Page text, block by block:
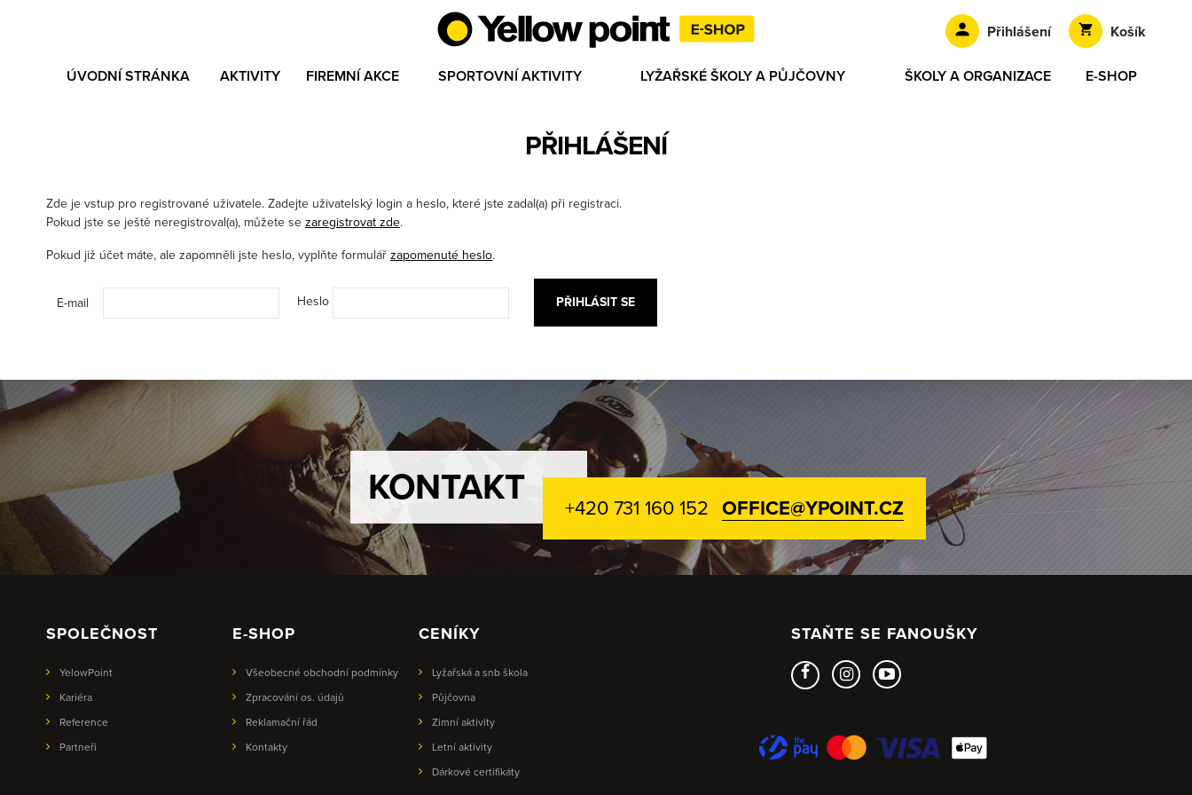
Košík
Přihlášení
ÚVODNÍ STRÁNKA AKTIVITY FIREMNÍ AKCE SPORTOVNÍ AKTIVITY LYŽAŘSKÉ ŠKOLY A PŮJČOVNY ŠKOLY A ORGANIZACE E-SHOP
PŘIHLÁŠENÍ
Zde je vstup pro registrované uživatele. Zadejte uživatelský login a heslo, které jste zadal(a) při registraci.
Pokud jste se ještě neregistroval(a), můžete se zaregistrovat zde.
Pokud již účet máte, ale zapomněli jste heslo, vyplňte formulář zapomenuté heslo.
E-mail Heslo
KONTAKT +420 731 160 152 OFFICE@YPOINT.CZ
SPOLEČNOST
YelowPoint
Kariéra
Reference
Partneři
E-SHOP
Všeobecné obchodní podmínky
Zpracování os. údajů
Reklamační řád
Kontakty
CENÍKY
Lyžařská a snb škola
Půjčovna
Zimní aktivity
Letní aktivity
Dárkové certifikáty
STAŇTE SE FANOUŠKY